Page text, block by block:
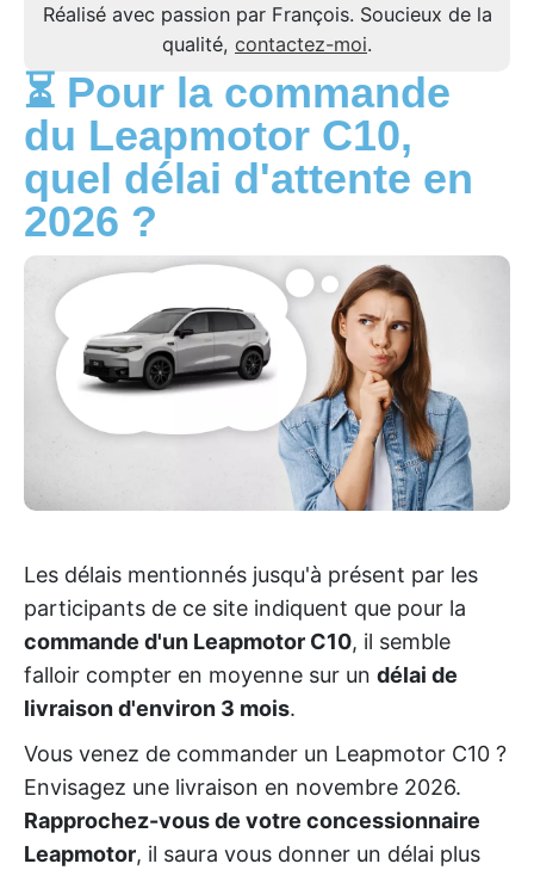
Réalisé avec passion par François. Soucieux de la
qualité, contactez-moi.
⏳ Pour la commande
du Leapmotor C10,
quel délai d'attente en
2026 ?
Les délais mentionnés jusqu'à présent par les
participants de ce site indiquent que pour la
commande d'un Leapmotor C10, il semble
falloir compter en moyenne sur un délai de
livraison d'environ 3 mois.
Vous venez de commander un Leapmotor C10 ?
Envisagez une livraison en novembre 2026.
Rapprochez-vous de votre concessionnaire
Leapmotor, il saura vous donner un délai plus